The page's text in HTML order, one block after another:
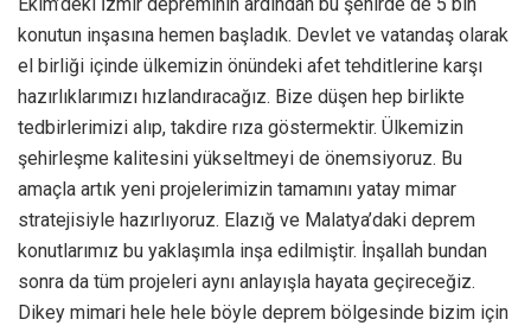
konutun inşasına hemen başladık. Devlet ve vatandaş olarak
el birliği içinde ülkemizin önündeki afet tehditlerine karşı
hazırlıklarımızı hızlandıracağız. Bize düşen hep birlikte
tedbirlerimizi alıp, takdire rıza göstermektir. Ülkemizin
şehirleşme kalitesini yükseltmeyi de önemsiyoruz. Bu
amaçla artık yeni projelerimizin tamamını yatay mimar
stratejisiyle hazırlıyoruz. Elazığ ve Malatya’daki deprem
konutlarımız bu yaklaşımla inşa edilmiştir. İnşallah bundan
sonra da tüm projeleri aynı anlayışla hayata geçireceğiz.
Dikey mimari hele hele böyle deprem bölgesinde bizim için